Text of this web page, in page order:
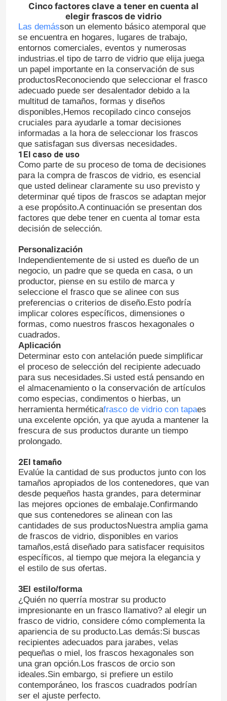
Cinco factores clave a tener en cuenta al
elegir frascos de vidrio
Las demásson un elemento básico atemporal que
se encuentra en hogares, lugares de trabajo,
entornos comerciales, eventos y numerosas
industrias.el tipo de tarro de vidrio que elija juega
un papel importante en la conservación de sus
productosReconociendo que seleccionar el frasco
adecuado puede ser desalentador debido a la
multitud de tamaños, formas y diseños
disponibles,Hemos recopilado cinco consejos
cruciales para ayudarle a tomar decisiones
informadas a la hora de seleccionar los frascos
que satisfagan sus diversas necesidades.
1El caso de uso
Como parte de su proceso de toma de decisiones
para la compra de frascos de vidrio, es esencial
que usted delinear claramente su uso previsto y
determinar qué tipos de frascos se adaptan mejor
a ese propósito.A continuación se presentan dos
factores que debe tener en cuenta al tomar esta
decisión de selección.
Personalización
Independientemente de si usted es dueño de un
negocio, un padre que se queda en casa, o un
productor, piense en su estilo de marca y
seleccione el frasco que se alinee con sus
preferencias o criterios de diseño.Esto podría
implicar colores específicos, dimensiones o
formas, como nuestros frascos hexagonales o
cuadrados.
Aplicación
Determinar esto con antelación puede simplificar
el proceso de selección del recipiente adecuado
para sus necesidades.Si usted está pensando en
el almacenamiento o la conservación de artículos
como especias, condimentos o hierbas, un
herramienta herméticafrasco de vidrio con tapaes
una excelente opción, ya que ayuda a mantener la
frescura de sus productos durante un tiempo
prolongado.
2El tamaño
Evalúe la cantidad de sus productos junto con los
tamaños apropiados de los contenedores, que van
desde pequeños hasta grandes, para determinar
las mejores opciones de embalaje.Confirmando
que sus contenedores se alinean con las
cantidades de sus productosNuestra amplia gama
de frascos de vidrio, disponibles en varios
tamaños,está diseñado para satisfacer requisitos
específicos, al tiempo que mejora la elegancia y
el estilo de sus ofertas.
3El estilo/forma
¿Quién no querría mostrar su producto
impresionante en un frasco llamativo? al elegir un
frasco de vidrio, considere cómo complementa la
apariencia de su producto.Las demás:Si buscas
recipientes adecuados para jarabes, velas
pequeñas o miel, los frascos hexagonales son
una gran opción.Los frascos de orcio son
ideales.Sin embargo, si prefiere un estilo
contemporáneo, los frascos cuadrados podrían
ser el ajuste perfecto.